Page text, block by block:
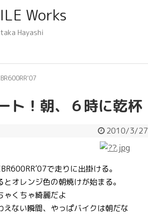
Works
Hayashi
ト！朝、６時に乾杯
2010/3/27
で走りに出掛ける。
オレンジ色の朝焼けが始まる。
ゃくちゃ綺麗だよ
えない瞬間、やっぱバイクは朝だな